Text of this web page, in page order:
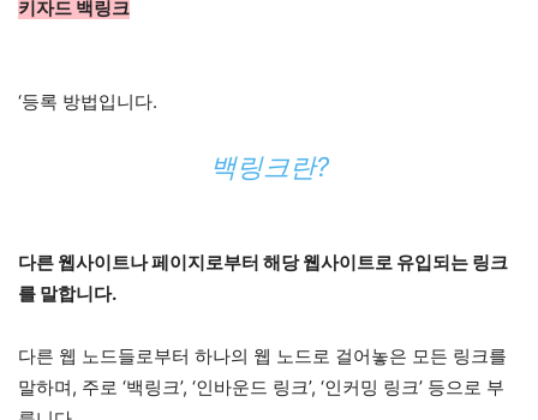
키자드 백링크
‘등록 방법입니다.
백링크란?
다른 웹사이트나 페이지로부터 해당 웹사이트로 유입되는 링크
를 말합니다.
다른 웹 노드들로부터 하나의 웹 노드로 걸어놓은 모든 링크를
말하며, 주로 ‘백링크’, ‘인바운드 링크’, ‘인커밍 링크’ 등으로 부